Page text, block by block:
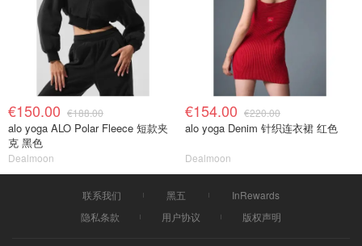
€150.00 €188.00
alo yoga ALO Polar Fleece 短款夹
克 黑色
Dealmoon
€154.00 €220.00
alo yoga Denim 针织连衣裙 红色
Dealmoon
联系我们 黑五
InRewards
隐私条款
用户协议 版权声明